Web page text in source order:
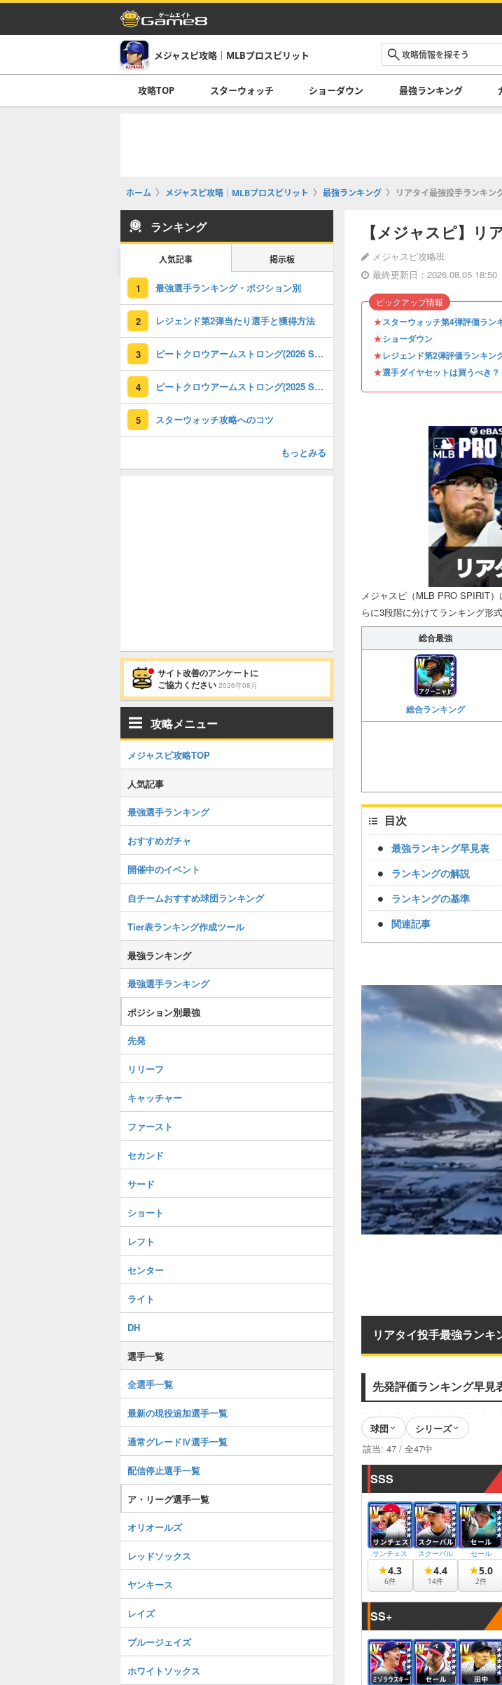
メジャスピ攻略｜MLBプロスピリット
攻略TOP スターウォッチ ショーダウン 最強ランキング
ホーム メジャスピ攻略｜MLBプロスピリット 最強ランキング リアタイ最強投手ランキン
【メジャスピ】リ
メジャスピ攻略班
最終更新日：2026.08.05 18:50
★スターウォッチ第4弾評価ラン
★ショーダウン
★レジェンド第2弾評価ランキン
★選手ダイヤセットは買うべき？
ピックアップ情報
メジャスピ（MLB PRO SPIRIT
らに3段階に分けてランキング形
総合最強
総合ランキング
目次
最強ランキング早見表
ランキングの解説
ランキングの基準
関連記事
リアタイ投手最強ランキ
先発評価ランキング早見
球団
シリーズ
該当: 47 / 全47中
SSS
サンチェス
★4.3
6件
スクーバル
★4.4
14件
セール
★5.0
2件
SS+
ランキング
人気記事 掲示板
1 最強選手ランキング・ポジション別
2 レジェンド第2弾当たり選手と獲得方法
3 ピートクロウアームストロング(2026 S1)の評価とステータス
4 ピートクロウアームストロング(2025 S1)の評価とステータス
5 スターウォッチ攻略へのコツ
もっとみる
サイト改善のアンケートに
ご協力ください 2026年08月
攻略メニュー
メジャスピ攻略TOP
人気記事
最強選手ランキング
おすすめガチャ
開催中のイベント
自チームおすすめ球団ランキング
Tier表ランキング作成ツール
最強ランキング
最強選手ランキング
ポジション別最強
先発
リリーフ
キャッチャー
ファースト
セカンド
サード
ショート
レフト
センター
ライト
DH
選手一覧
全選手一覧
最新の現役追加選手一覧
通常グレードⅣ選手一覧
配信停止選手一覧
ア・リーグ選手一覧
オリオールズ
レッドソックス
ヤンキース
レイズ
ブルージェイズ
ホワイトソックス